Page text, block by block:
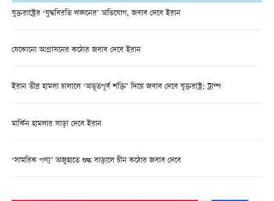
যুক্তরাষ্ট্রের ‘যুদ্ধবিরতি লঙ্ঘনের’ অভিযোগ, জবাব দেবে ইরান
যেকোনো আগ্রাসনের কঠোর জবাব দেবে ইরান
ইরান তীব্র হামলা চালালে ‘অভূতপূর্ব শক্তি’ দিয়ে জবাব দেবে যুক্তরাষ্ট্র: ট্রাম্প
মার্কিন হামলার সাড়া দেবে ইরান
‘সামরিক পণ্য’ অজুহাতে শুল্ক বাড়ালে চীন কঠোর জবাব দেবে